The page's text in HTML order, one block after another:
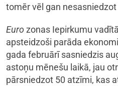
tomēr vēl gan
Euro zonas Iepirkumu
apsteidzoši parāda
gada februārī sasniedzis
astoņu mēnešu laikā, jau
pārsniedzot 50 atzīmi, kas